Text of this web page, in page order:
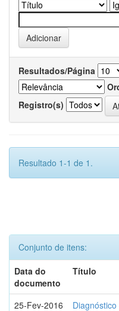
Resultados/Página
Registro(s)
Resultado 1-1 de 1.
Conjunto de itens:
Data do
documento
Título
25-Fev-2016